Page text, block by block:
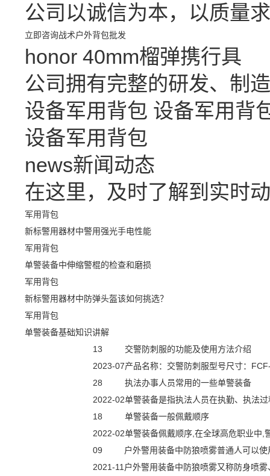
公司以诚信为本，以质量
立即咨询战术户外背包批发
honor 40mm榴弹携行具
公司拥有完整的研发、制
设备军用背包 设备军用背
设备军用背包
news新闻动态
在这里，及时了解到实时
军用背包
新标警用器材中警用强光手电性能
军用背包
单警装备中伸缩警棍的检查和磨损
军用背包
新标警用器材中防弹头盔该如何挑选？
军用背包
单警装备基础知识讲解
13
2023-07
交警防刺服的功能及使用方法介绍
产品名称：交警防刺服型号尺寸：
28
2022-02
执法办事人员常用的一些单警装备
单警装备是指执法人员在执勤、执法
18
2022-02
单警装备一般佩戴顺序
单警装备佩戴顺序,在全球高危职业中,
09
2021-11
户外警用装备中防狼喷雾普通人可以使
户外警用装备中防狼喷雾又称防身喷